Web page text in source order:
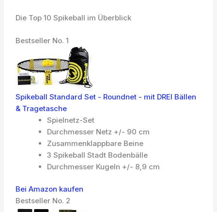
Die Top 10 Spikeball im Überblick
Bestseller No. 1
Spikeball Standard Set - Roundnet - mit DREI Bällen
& Tragetasche
Spielnetz-Set
Durchmesser Netz +/- 90 cm
Zusammenklappbare Beine
3 Spikeball Stadt Bodenbälle
Durchmesser Kugeln +/- 8,9 cm
Bei Amazon kaufen
Bestseller No. 2